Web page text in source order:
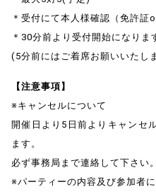
＊受付にて本人様確認（免許証
＊30分前より受付開始になりま
(5分前にはご着席お願いいたし
【注意事項】
※キャンセルについて
開催日より5日前よりキャンセ
ます。
必ず事務局まで連絡して下さい。
※パーティーの内容及び参加者